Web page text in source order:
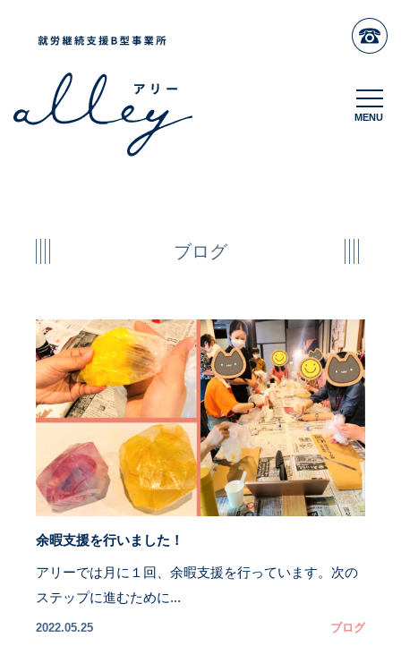
MENU
MENU
ブログ
余暇支援を行いました！
アリーでは月に１回、余暇支援を行っています。ㅤ次の
ステップに進むために...
2022.05.25 ブログ